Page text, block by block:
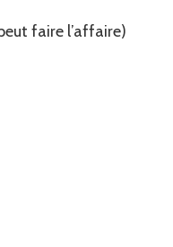
faire l’affaire)